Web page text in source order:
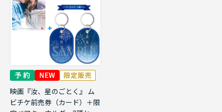
映画『汝、星のごとく』 ム
ビチケ前売券（カード）＋限